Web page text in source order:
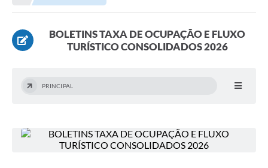
BOLETINS TAXA DE OCUPAÇÃO E FLUXO
TURÍSTICO CONSOLIDADOS 2026
PRINCIPAL